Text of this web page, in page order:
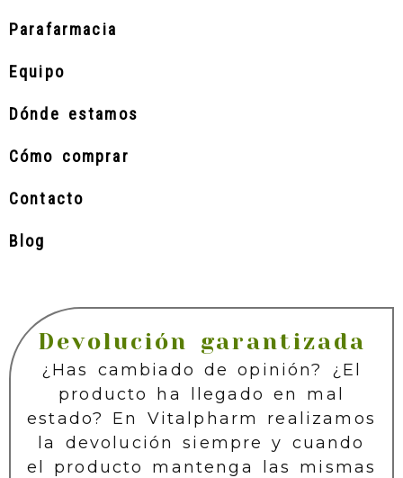
Parafarmacia
Equipo
Dónde estamos
Cómo comprar
Contacto
Blog
Devolución garantizada
¿Has cambiado de opinión? ¿El
producto ha llegado en mal
estado? En Vitalpharm realizamos
la devolución siempre y cuando
el producto mantenga las mismas